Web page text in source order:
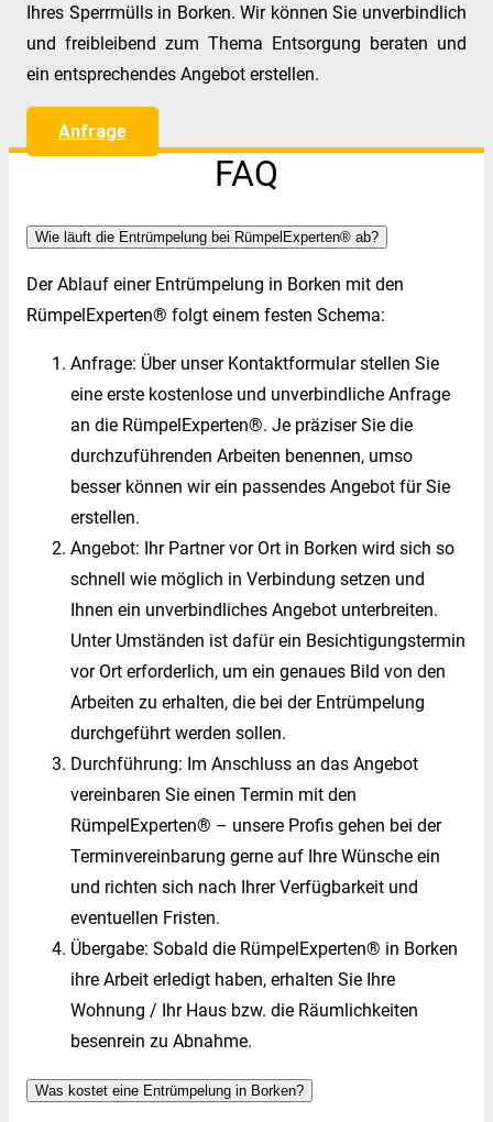
Ihres Sperrmülls in Borken. Wir können Sie unverbindlich
und freibleibend zum Thema Entsorgung beraten und
ein entsprechendes Angebot erstellen.
Anfrage
FAQ
Wie läuft die Entrümpelung bei RümpelExperten® ab?
Der Ablauf einer Entrümpelung in Borken mit den
RümpelExperten® folgt einem festen Schema:
Anfrage: Über unser Kontaktformular stellen Sie
eine erste kostenlose und unverbindliche Anfrage
an die RümpelExperten®. Je präziser Sie die
durchzuführenden Arbeiten benennen, umso
besser können wir ein passendes Angebot für Sie
erstellen.
Angebot: Ihr Partner vor Ort in Borken wird sich so
schnell wie möglich in Verbindung setzen und
Ihnen ein unverbindliches Angebot unterbreiten.
Unter Umständen ist dafür ein Besichtigungstermin
vor Ort erforderlich, um ein genaues Bild von den
Arbeiten zu erhalten, die bei der Entrümpelung
durchgeführt werden sollen.
Durchführung: Im Anschluss an das Angebot
vereinbaren Sie einen Termin mit den
RümpelExperten® – unsere Profis gehen bei der
Terminvereinbarung gerne auf Ihre Wünsche ein
und richten sich nach Ihrer Verfügbarkeit und
eventuellen Fristen.
Übergabe: Sobald die RümpelExperten® in Borken
ihre Arbeit erledigt haben, erhalten Sie Ihre
Wohnung / Ihr Haus bzw. die Räumlichkeiten
besenrein zu Abnahme.
Was kostet eine Entrümpelung in Borken?